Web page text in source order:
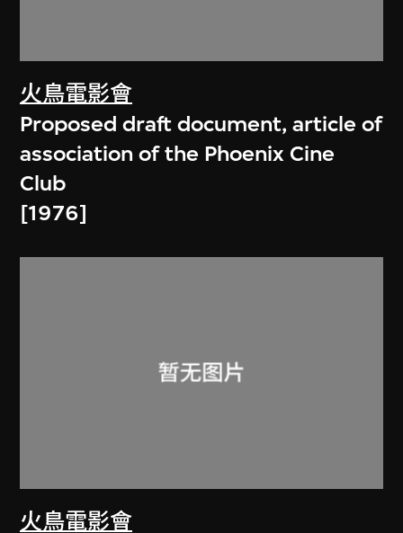
火鳥電影會
Proposed draft document, article of
association of the Phoenix Cine
Club
[1976]
火鳥電影會